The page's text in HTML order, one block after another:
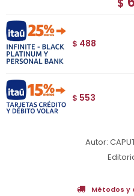
$
$ 488
$ 553
Autor:
Métodos y